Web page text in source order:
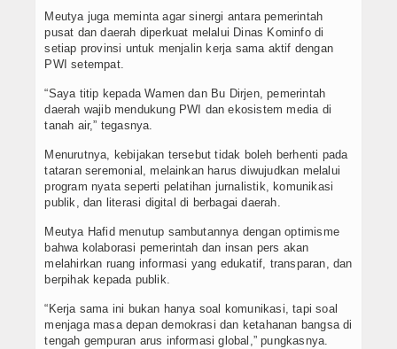
Meutya juga meminta agar sinergi antara pemerintah
pusat dan daerah diperkuat melalui Dinas Kominfo di
setiap provinsi untuk menjalin kerja sama aktif dengan
PWI setempat.
“Saya titip kepada Wamen dan Bu Dirjen, pemerintah
daerah wajib mendukung PWI dan ekosistem media di
tanah air,” tegasnya.
Menurutnya, kebijakan tersebut tidak boleh berhenti pada
tataran seremonial, melainkan harus diwujudkan melalui
program nyata seperti pelatihan jurnalistik, komunikasi
publik, dan literasi digital di berbagai daerah.
Meutya Hafid menutup sambutannya dengan optimisme
bahwa kolaborasi pemerintah dan insan pers akan
melahirkan ruang informasi yang edukatif, transparan, dan
berpihak kepada publik.
“Kerja sama ini bukan hanya soal komunikasi, tapi soal
menjaga masa depan demokrasi dan ketahanan bangsa di
tengah gempuran arus informasi global,” pungkasnya.